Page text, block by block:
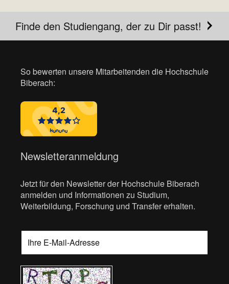
Finde den Studiengang, der zu Dir passt!
So bewerten unsere Mitarbeitenden die Hochschule
Biberach:
Newsletteranmeldung
Jetzt für den Newsletter der Hochschule Biberach
anmelden und Informationen zu Studium,
Weiterbildung, Forschung und Transfer erhalten.